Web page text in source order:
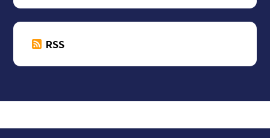
RSS